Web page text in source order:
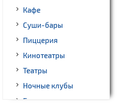
Кафе
Суши-бары
Пиццерия
Кинотеатры
Театры
Ночные клубы
Бильярд